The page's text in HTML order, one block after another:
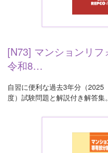
[N73] マンションリ
令和8…
自習に便利な過去3年分（
度）試験問題と解説付き解答